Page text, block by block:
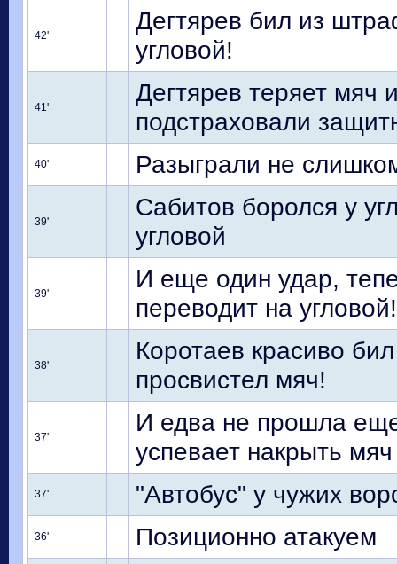
42'
Дегтярев бил из
угловой!
41'
Дегтярев теряет мяч
подстраховали
40' Разыграли не
39'
Сабитов боролся у
угловой
39'
И еще один удар,
переводит на угловой!
38'
Коротаев красиво
просвистел мяч!
37'
И едва не прошла
успевает накрыть мяч
37' "Автобус" у чужих
36' Позиционно атакуем